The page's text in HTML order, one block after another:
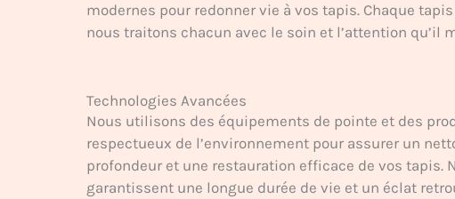
modernes pour redonner vie à vos tapis. Chaque
nous traitons chacun avec le soin et l’attention qu’il
Technologies Avancées
Nous utilisons des équipements de pointe et des
respectueux de l’environnement pour assurer un
profondeur et une restauration efficace de vos tapis.
garantissent une longue durée de vie et un éclat